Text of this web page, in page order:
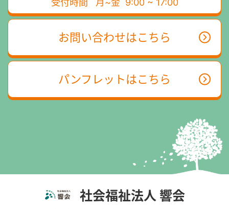
受付時間 月~金 9:00 ~ 17:00
パンフレットはこちら
お問い合わせはこちら
社会福祉法人 響会